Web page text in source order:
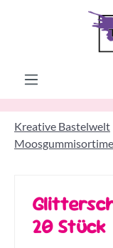
Zum Hauptinhalt
Kreative Bastelwelt
20 Stück